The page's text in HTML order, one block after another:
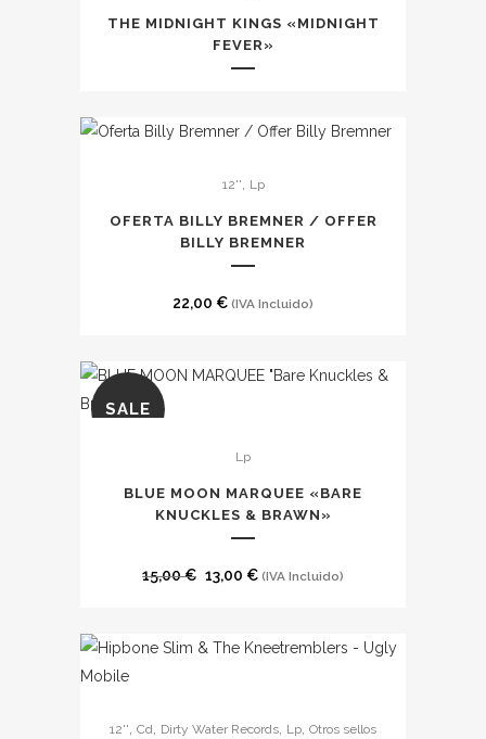
tiene
opciones
elegir
THE MIDNIGHT KINGS «MIDNIGHT
FEVER»
12'' Lp
OFERTA BILLY BREMNER / OFFER
BILLY BREMNER
22,00 € (IVA Incluido)
SALE
Lp
BLUE MOON MARQUEE «BARE
KNUCKLES & BRAWN»
15,00€ El
era:
13,00 €El
es:
(IVA Incluido)
12'' Cd Dirty Water Records Lp Otros sellos